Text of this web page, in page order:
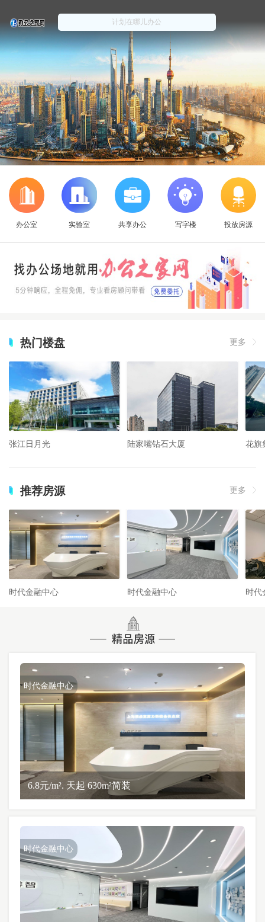
办公室 实验室 共享办公 写字楼 投放房源
热门楼盘 更多
张江日月光 陆家嘴钻石大厦 花旗
推荐房源 更多
时代金融中心 时代金融中心 时代
时代金融中心
6.8元/m². 天起 630m²简装
时代金融中心